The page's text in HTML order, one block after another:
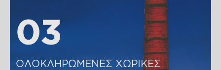
03
03
ΟΛΟΚΛΗΡΩΜΕΝΕΣ ΧΩΡΙΚΕΣ